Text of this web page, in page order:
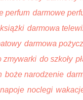
perfum darmowe
darmowa
darmowa
zmywarki do szkoły
boże narodzenie
noclegi